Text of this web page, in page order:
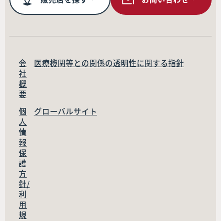
会
社
概
要
医療機関等との関係の透明性に関する指針
個
人
情
報
保
護
方
針/
利
用
規
グローバルサイト